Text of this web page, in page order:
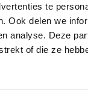
te
Ook delen we
analyse. Deze
of die ze
Inschrijven
OP